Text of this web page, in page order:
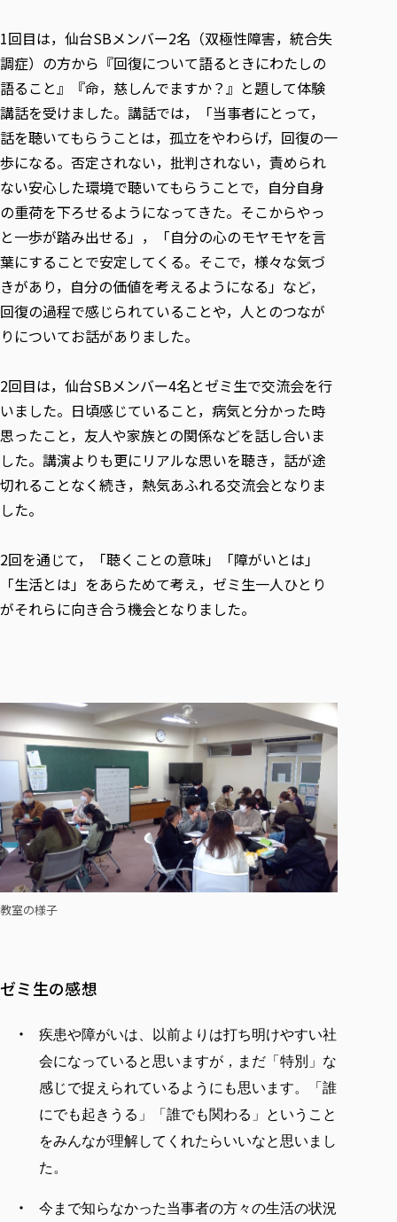
学生自主活動支援
社会人学生の育児支援（一時預かり）
学生総合補償制度
スポーツ傷害保険
1回目は，仙台SBメンバー2名（双極性障害，統合失
調症）の方から『回復について語るときにわたしの
語ること』『命，慈しんでますか？』と題して体験
講話を受けました。講話では，「当事者にとって，
話を聴いてもらうことは，孤立をやわらげ，回復の一
歩になる。否定されない，批判されない，責められ
ない安心した環境で聴いてもらうことで，自分自身
の重荷を下ろせるようになってきた。そこからやっ
と一歩が踏み出せる」，「自分の心のモヤモヤを言
葉にすることで安定してくる。そこで，様々な気づ
きがあり，自分の価値を考えるようになる」など，
回復の過程で感じられていることや，人とのつなが
りについてお話がありました。
2回目は，仙台SBメンバー4名とゼミ生で交流会を行
いました。日頃感じていること，病気と分かった時
思ったこと，友人や家族との関係などを話し合いま
した。講演よりも更にリアルな思いを聴き，話が途
切れることなく続き，熱気あふれる交流会となりま
した。
2回を通じて，「聴くことの意味」「障がいとは」
「生活とは」をあらためて考え，ゼミ生一人ひとり
がそれらに向き合う機会となりました。
教室の様子
ゼミ生の感想
疾患や障がいは、以前よりは打ち明けやすい社
会になっていると思いますが，まだ「特別」な
感じで捉えられているようにも思います。「誰
にでも起きうる」「誰でも関わる」ということ
をみんなが理解してくれたらいいなと思いまし
た。
今まで知らなかった当事者の方々の生活の状況